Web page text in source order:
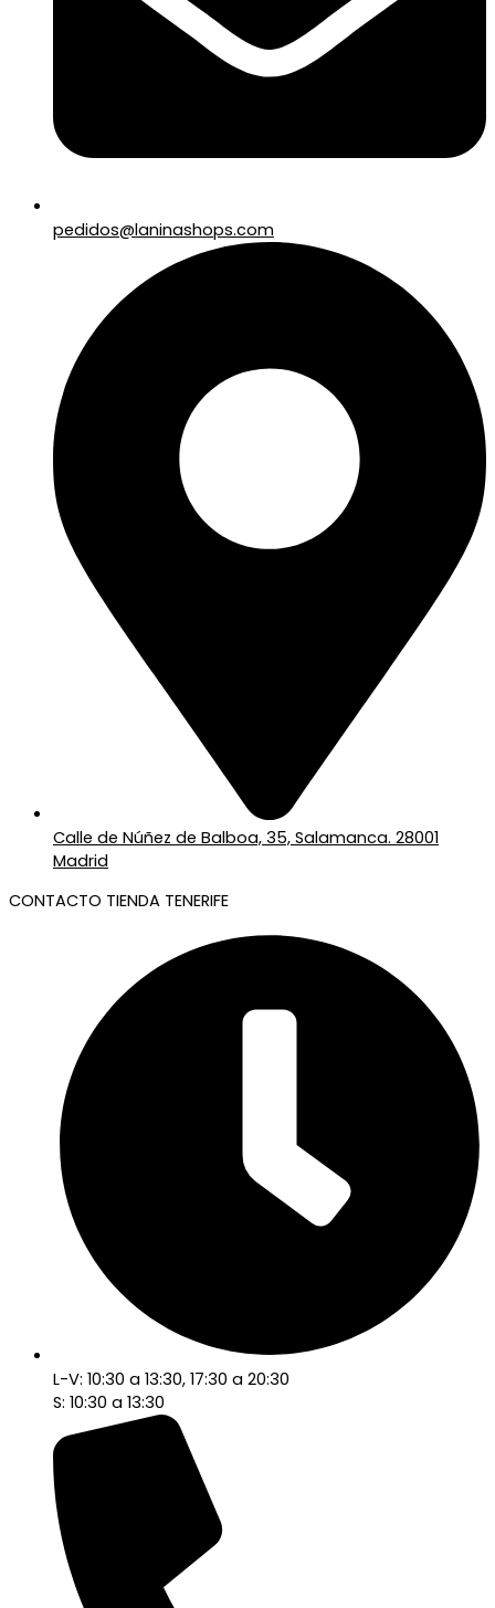
pedidos@laninashops.com
Calle de Núñez de Balboa, 35, Salamanca. 28001
Madrid
CONTACTO TIENDA TENERIFE
L-V: 10:30 a 13:30, 17:30 a 20:30
S: 10:30 a 13:30